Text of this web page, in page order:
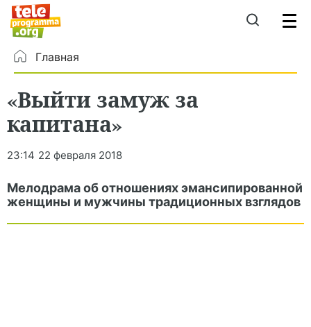
Главная
«Выйти замуж за
капитана»
23:14 22 февраля 2018
Мелодрама об отношениях эмансипированной
женщины и мужчины традиционных взглядов